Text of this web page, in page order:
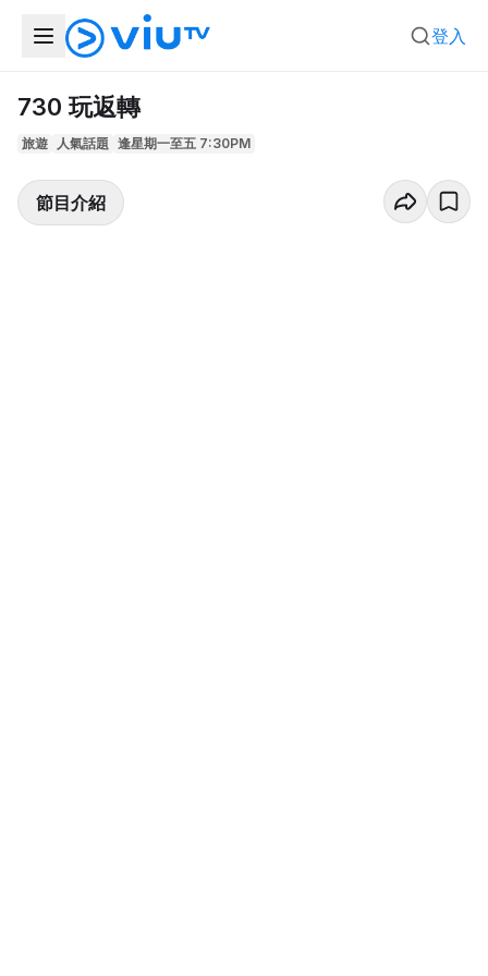
登入
730 玩返轉
旅遊 人氣話題 逢星期一至五 7:30PM
節目介紹